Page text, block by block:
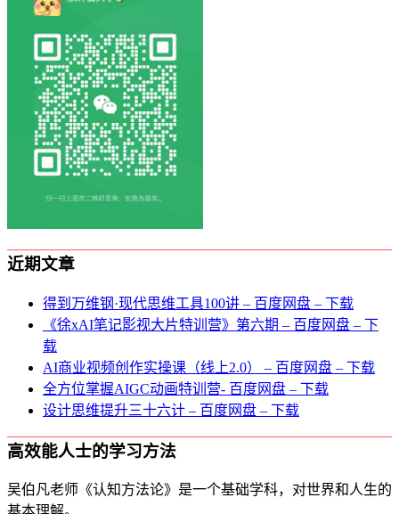
近期文章
得到万维钢·现代思维⼯具100讲 – 百度网盘 – 下载
《徐xAI笔记影视大片特训营》第六期 – 百度网盘 – 下
载
AI商业视频创作实操课（线上2.0） – 百度网盘 – 下载
全方位掌握AIGC动画特训营- 百度网盘 – 下载
设计思维提升三十六计 – 百度网盘 – 下载
高效能人士的学习方法
吴伯凡老师《认知方法论》是一个基础学科，对世界和人生的